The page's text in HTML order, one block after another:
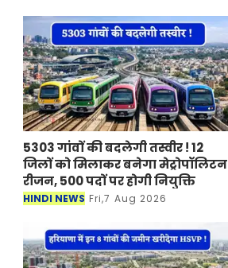
कम करने के लिए A
5303 गांवों की बदलेगी तस्वीर ! 12
जिलों को मिलाकर बनेगा मेट्रोपॉलिटन
रीजन, 500 पदों पर होगी नियुक्ति
HINDI NEWS Fri,7 Aug 2026